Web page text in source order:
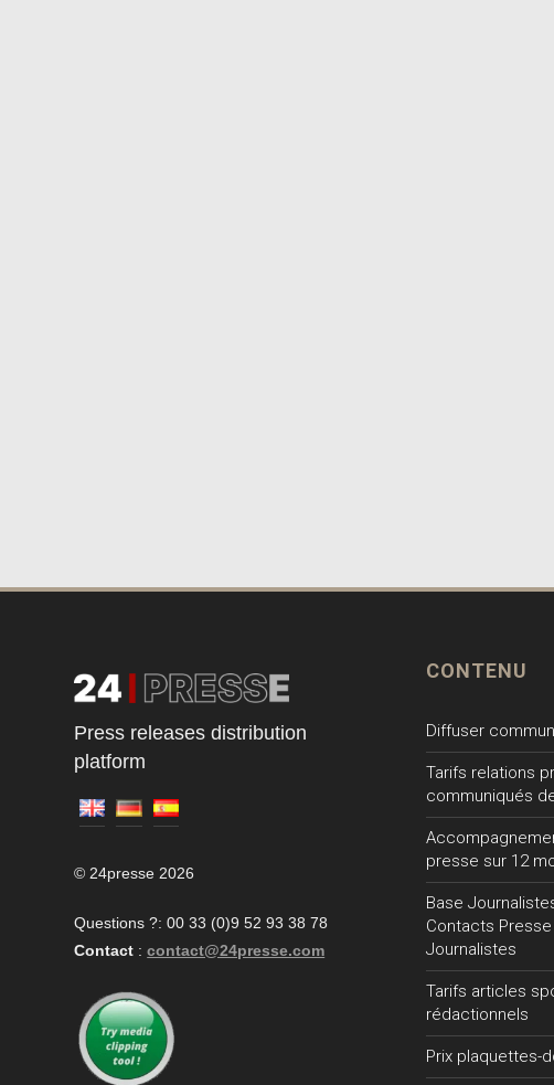
Press releases distribution
platform
© 24presse 2026
Questions ?: 00 33 (0)9 52 93 38 78
Contact : contact@24presse.com
CONTENU
Diffuser
Tarifs relations
communiqués
presse sur 12
Base
Contacts
Journalistes
Tarifs articles
rédactionnels
Prix plaquettes-